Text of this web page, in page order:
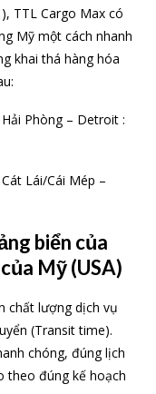
TTL Cargo Max có
Mỹ một cách nhanh
khai thá hàng hóa
Phòng – Detroit :
Lái/Cái Mép –
biển của
Mỹ (USA)
chất lượng dịch vụ
(Transit time).
chóng, đúng lịch
theo đúng kế hoạch